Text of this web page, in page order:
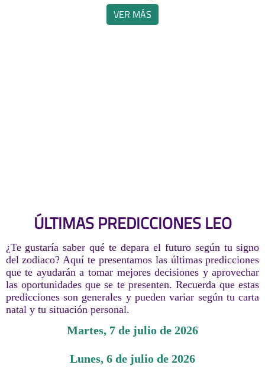
VER MÁS
ÚLTIMAS PREDICCIONES LEO
¿Te gustaría saber qué te depara el futuro según tu signo
del zodiaco? Aquí te presentamos las últimas predicciones
que te ayudarán a tomar mejores decisiones y aprovechar
las oportunidades que se te presenten. Recuerda que estas
predicciones son generales y pueden variar según tu carta
natal y tu situación personal.
martes, 7 de julio de 2026
lunes, 6 de julio de 2026